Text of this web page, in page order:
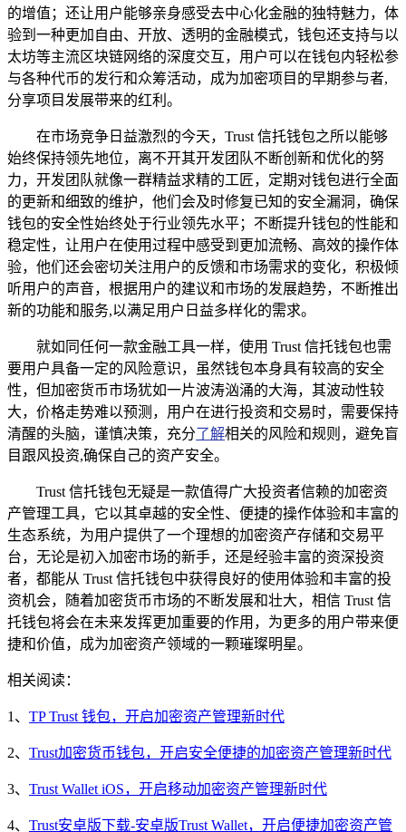
的增值；还让用户能够亲身感受去中心化金融的独特魅力，体
验到一种更加自由、开放、透明的金融模式，钱包还支持与以
太坊等主流区块链网络的深度交互，用户可以在钱包内轻松参
与各种代币的发行和众筹活动，成为加密项目的早期参与者,
分享项目发展带来的红利。
在市场竞争日益激烈的今天，Trust 信托钱包之所以能够
始终保持领先地位，离不开其开发团队不断创新和优化的努
力，开发团队就像一群精益求精的工匠，定期对钱包进行全面
的更新和细致的维护，他们会及时修复已知的安全漏洞，确保
钱包的安全性始终处于行业领先水平；不断提升钱包的性能和
稳定性，让用户在使用过程中感受到更加流畅、高效的操作体
验，他们还会密切关注用户的反馈和市场需求的变化，积极倾
听用户的声音，根据用户的建议和市场的发展趋势，不断推出
新的功能和服务,以满足用户日益多样化的需求。
就如同任何一款金融工具一样，使用 Trust 信托钱包也需
要用户具备一定的风险意识，虽然钱包本身具有较高的安全
性，但加密货币市场犹如一片波涛汹涌的大海，其波动性较
大，价格走势难以预测，用户在进行投资和交易时，需要保持
清醒的头脑，谨慎决策，充分了解相关的风险和规则，避免盲
目跟风投资,确保自己的资产安全。
Trust 信托钱包无疑是一款值得广大投资者信赖的加密资
产管理工具，它以其卓越的安全性、便捷的操作体验和丰富的
生态系统，为用户提供了一个理想的加密资产存储和交易平
台，无论是初入加密市场的新手，还是经验丰富的资深投资
者，都能从 Trust 信托钱包中获得良好的使用体验和丰富的投
资机会，随着加密货币市场的不断发展和壮大，相信 Trust 信
托钱包将会在未来发挥更加重要的作用，为更多的用户带来便
捷和价值，成为加密资产领域的一颗璀璨明星。
相关阅读：
1、 TP Trust 钱包，开启加密资产管理新时代
2、 Trust加密货币钱包，开启安全便捷的加密资产管理新时代
3、 Trust Wallet iOS，开启移动加密资产管理新时代
4、 Trust安卓版下载-安卓版Trust Wallet，开启便捷加密资产管